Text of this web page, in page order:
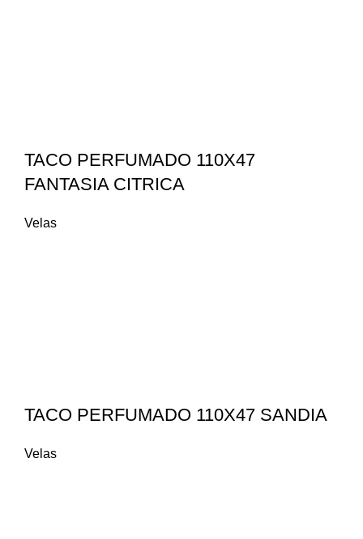
TACO PERFUMADO 110X47
FANTASIA CITRICA
Velas
TACO PERFUMADO 110X47 SANDIA
Velas